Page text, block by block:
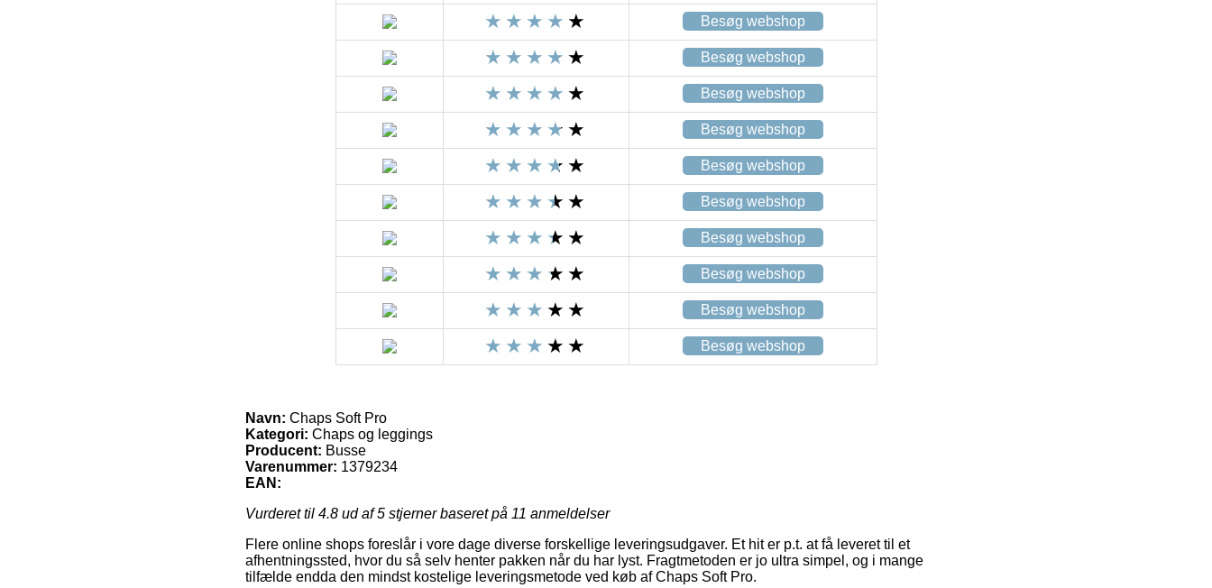
Besøg webshop
Besøg webshop
Besøg webshop
Besøg webshop
Besøg webshop
Besøg webshop
Besøg webshop
Besøg webshop
Besøg webshop
Besøg webshop
Navn: Chaps Soft Pro
Kategori: Chaps og leggings
Producent: Busse
Varenummer: 1379234
EAN:
Vurderet til 4.8 ud af 5 stjerner baseret på 11 anmeldelser
Flere online shops foreslår i vore dage diverse forskellige leveringsudgaver. Et hit er p.t. at få leveret til et
afhentningssted, hvor du så selv henter pakken når du har lyst. Fragtmetoden er jo ultra simpel, og i mange
tilfælde endda den mindst kostelige leveringsmetode ved køb af Chaps Soft Pro.